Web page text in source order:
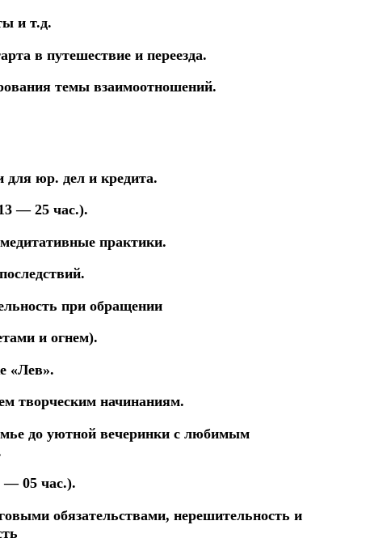
и т.д.
в путешествие и переезда.
темы взаимоотношений.
для юр. дел и кредита.
— 25 час.).
практики.
последствий.
при обращении
и огнем).
«Лев».
творческим начинаниям.
до уютной вечеринки с любимым
— 05 час.).
обязательствами, нерешительность и